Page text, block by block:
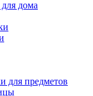
дома
для предметов